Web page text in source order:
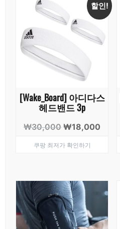
할인!
[Wake_Board] 아디다스
헤드밴드 3p
₩30,000 원
가
₩18,000
쿠팡 최저가 확인하기